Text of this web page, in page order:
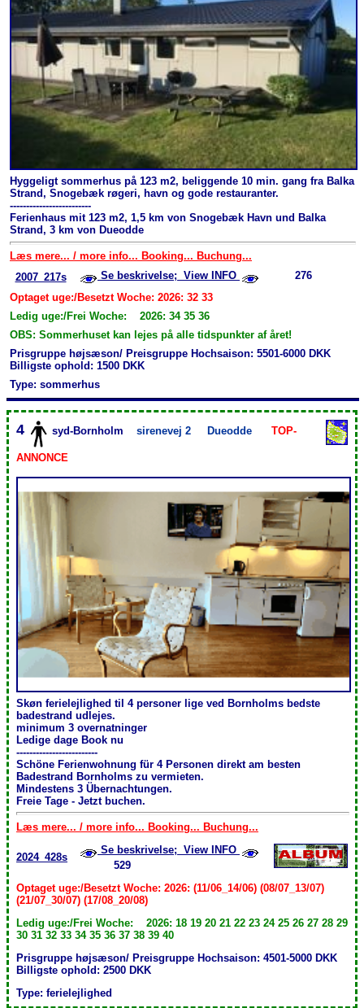
Hyggeligt sommerhus på 123 m2, beliggende 10 min. gang fra Balka
Strand, Snogebæk røgeri, havn og gode restauranter.
-------------------------
Ferienhaus mit 123 m2, 1,5 km von Snogebæk Havn und Balka
Strand, 3 km von Dueodde
Læs mere... / more info... Booking... Buchung...
2007_217s
Se beskrivelse; View INFO
276
Optaget uge:/Besetzt Woche: 2026: 32 33
Ledig uge:/Frei Woche: 2026: 34 35 36
OBS: Sommerhuset kan lejes på alle tidspunkter af året!
Prisgruppe højsæson/ Preisgruppe Hochsaison: 5501-6000 DKK
Billigste ophold: 1500 DKK
Type: sommerhus
4 syd-Bornholm sirenevej 2 Dueodde TOP-
ANNONCE
Skøn ferielejlighed til 4 personer lige ved Bornholms bedste
badestrand udlejes.
minimum 3 overnatninger
Ledige dage Book nu
-------------------------
Schöne Ferienwohnung für 4 Personen direkt am besten
Badestrand Bornholms zu vermieten.
Mindestens 3 Übernachtungen .
Freie Tage - Jetzt buchen.
Læs mere... / more info... Booking... Buchung...
2024_428s
Se beskrivelse; View INFO
529
Optaget uge:/Besetzt Woche: 2026: (11/06_14/06) (08/07_13/07)
(21/07_30/07) (17/08_20/08)
Ledig uge:/Frei Woche: 2026: 18 19 20 21 22 23 24 25 26 27 28 29
30 31 32 33 34 35 36 37 38 39 40
Prisgruppe højsæson/ Preisgruppe Hochsaison: 4501-5000 DKK
Billigste ophold: 2500 DKK
Type: ferielejlighed